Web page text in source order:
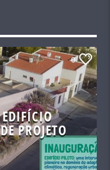
0
PROJETO